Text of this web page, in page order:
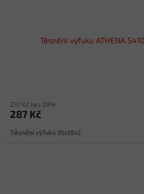
Těsnění výfuku ATHENA
237 Kč bez DPH
287 Kč
Těsnění výfuku 35x38x2